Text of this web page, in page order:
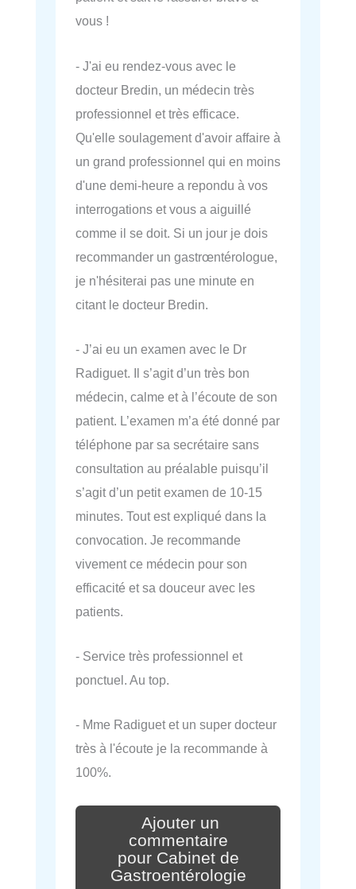
vous !
- J'ai eu rendez-vous avec le
docteur Bredin, un médecin très
professionnel et très efficace.
Qu'elle soulagement d'avoir affaire à
un grand professionnel qui en moins
d'une demi-heure a repondu à vos
interrogations et vous a aiguillé
comme il se doit. Si un jour je dois
recommander un gastrœntérologue,
je n'hésiterai pas une minute en
citant le docteur Bredin.
- J’ai eu un examen avec le Dr
Radiguet. Il s’agit d’un très bon
médecin, calme et à l’écoute de son
patient. L’examen m’a été donné par
téléphone par sa secrétaire sans
consultation au préalable puisqu’il
s’agit d’un petit examen de 10-15
minutes. Tout est expliqué dans la
convocation. Je recommande
vivement ce médecin pour son
efficacité et sa douceur avec les
patients.
- Service très professionnel et
ponctuel. Au top.
- Mme Radiguet et un super docteur
très à l'écoute je la recommande à
100%.
Ajouter un
commentaire
pour Cabinet de
Gastroentérologie